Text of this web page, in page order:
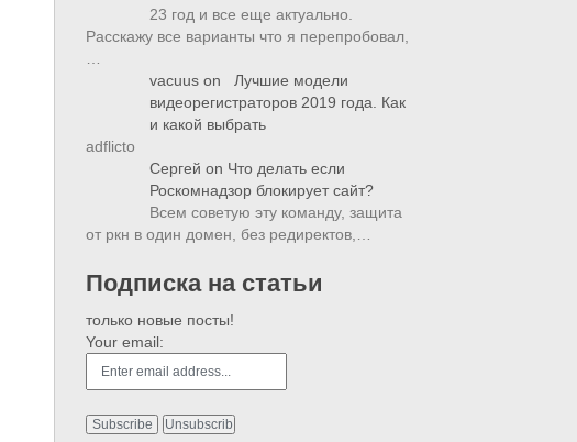
23 год и все еще актуально.
Расскажу все варианты что я перепробовал,
vacuus on
Лучшие модели
видеорегистраторов 2019 года. Как
и какой выбрать
adflicto
Сергей on Что делать если
Роскомнадзор блокирует сайт?
Всем советую эту команду, защита
от ркн в один домен, без редиректов,…
Подписка на статьи
только новые посты!
Your email: